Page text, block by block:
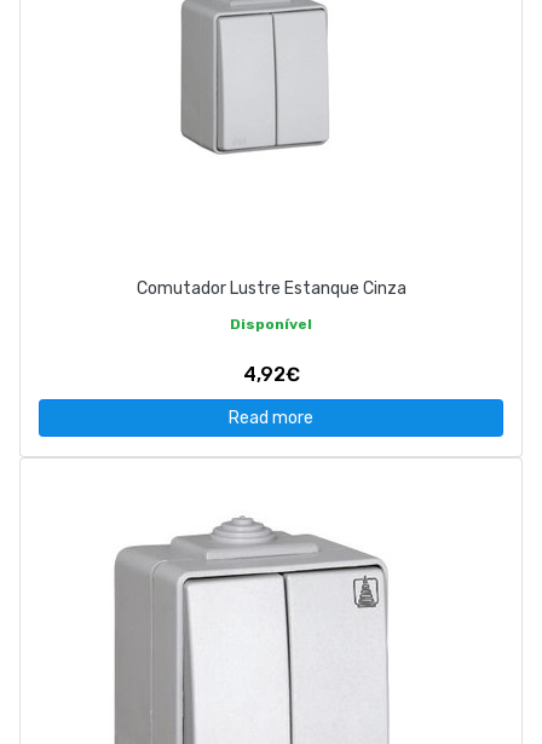
Comutador Lustre Estanque Cinza
Disponível
4,92€
Read more